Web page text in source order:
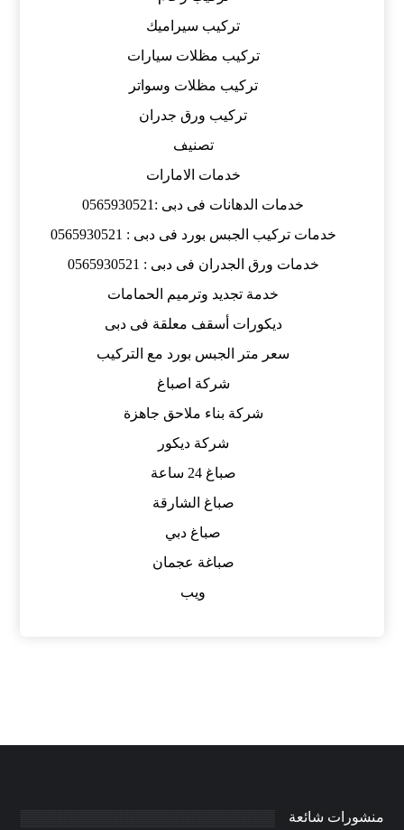
تركيب سيراميك
تركيب مظلات سيارات
تركيب مظلات وسواتر
تركيب ورق جدران
تصنيف
خدمات الامارات
خدمات الدهانات فى دبى :0565930521
خدمات تركيب الجبس بورد فى دبى : 0565930521
خدمات ورق الجدران فى دبى : 0565930521
خدمة تجديد وترميم الحمامات
ديكورات أسقف معلقة فى دبى
سعر متر الجبس بورد مع التركيب
شركة اصباغ
شركة بناء ملاحق جاهزة
شركة ديكور
صباغ 24 ساعة
صباغ الشارقة
صباغ دبي
صباغة عجمان
ويب
منشورات شائعة